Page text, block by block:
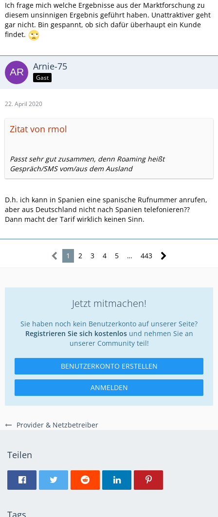
Provider & Netzbetreiber
Ich frage mich welche Ergebnisse aus der Marktforschung zu
diesem unsinnigen Ergebnis geführt haben. Unattraktiver geht
gar nicht. Bin gespannt, ob sich dafür überhaupt ein Kunde
findet.
Arnie-75
Gast
22. April 2020
Zitat von rmol
Passt sehr gut zusammen, denn Roaming heißt
Gespräch/SMS vom/aus dem Ausland
D.h. ich kann in Spanien eine spanische Rufnummer anrufen,
aber aus Deutschland nicht nach Spanien telefonieren??
Dann macht der Tarif wirklich keinen Sinn.
1 2 3 4 5 … 443
Jetzt mitmachen!
Sie haben noch kein Benutzerkonto auf unserer Seite?
Registrieren Sie sich kostenlosund nehmen Sie an
unserer Community teil!
BENUTZERKONTO ERSTELLEN
ANMELDEN
Teilen